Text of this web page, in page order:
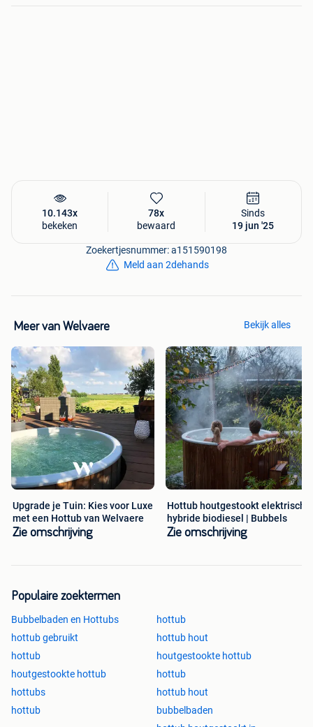
10.143x
bekeken
78x
bewaard
Sinds
19 jun '25
Zoekertjesnummer: a151590198
Meld aan 2dehands
Meer van Welvaere Bekijk alles
Upgrade je Tuin: Kies voor Luxe
met een Hottub van Welvaere
Zie omschrijving
Hottub houtgestookt elektrisch
hybride biodiesel | Bubbels
Zie omschrijving
Populaire zoektermen
Bubbelbaden en Hottubs
hottub
hottub gebruikt
hottub hout
hottub
houtgestookte hottub
houtgestookte hottub
hottub
hottubs
hottub hout
hottub
bubbelbaden